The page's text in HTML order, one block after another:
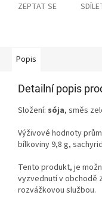
ZEPTAT SE
Popis
Detailní popis
Složení: sója, směs
Výživové hodnoty
bílkoviny 9,8 g,
Tento produkt, je
vyzvednutí v obchodě
rozvážkovou službou.